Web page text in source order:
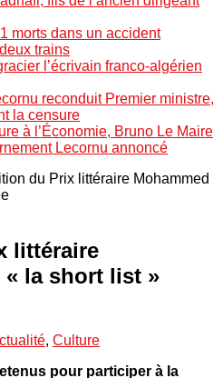
morts dans un accident
trains
l’écrivain franco-algérien
reconduit Premier ministre,
la censure
à l’Économie, Bruno Le Maire
Lecornu annoncé
du Prix littéraire Mohammed
littéraire
« la short list »
, Culture
pour participer à la